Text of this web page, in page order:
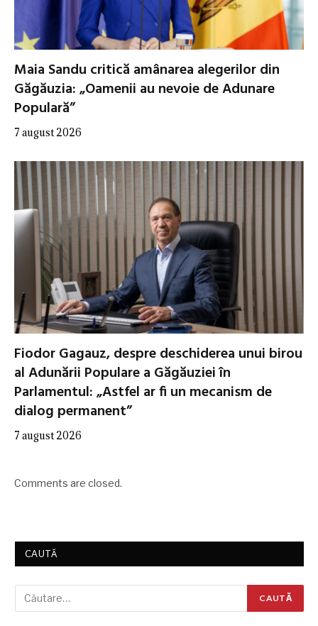
Maia Sandu critică amânarea alegerilor din
Găgăuzia: „Oamenii au nevoie de Adunare
Populară”
7 august 2026
Fiodor Gagauz, despre deschiderea unui birou
al Adunării Populare a Găgăuziei în
Parlamentul: „Astfel ar fi un mecanism de
dialog permanent”
7 august 2026
Comments are closed.
CAUTĂ